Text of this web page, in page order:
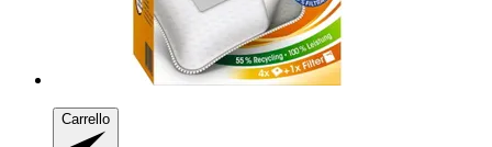
Carrello